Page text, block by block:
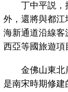
丁中平説，接
外，還將與都江
海新通道沿線客
西亞等國旅遊項
金佛山東北麓
是南宋時期修